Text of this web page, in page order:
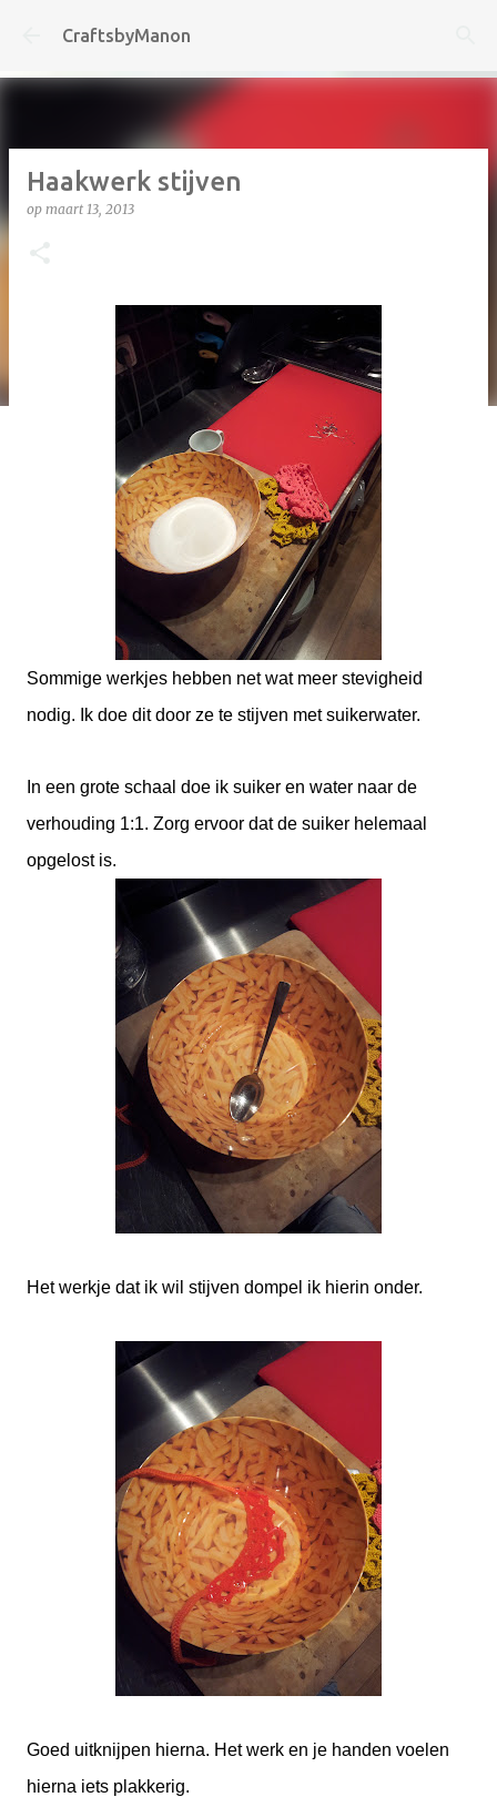
Doorgaan naar hoofdcontent
CraftsbyManon
Haakwerk stijven
op maart 13, 2013
Sommige werkjes hebben net wat meer stevigheid
nodig. Ik doe dit door ze te stijven met suikerwater.
In een grote schaal doe ik suiker en water naar de
verhouding 1:1. Zorg ervoor dat de suiker helemaal
opgelost is.
Het werkje dat ik wil stijven dompel ik hierin onder.
Goed uitknijpen hierna. Het werk en je handen voelen
hierna iets plakkerig.